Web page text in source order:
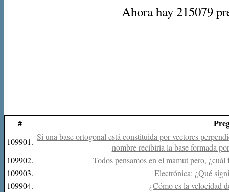
Ahora hay 215079
#
109901. Si una base ortogonal está constituida por vectores
nombre recibiría la base formada
109902.
Todos pensamos en el mamut pero,
109903.
Electrónica: ¿Qué
109904.
¿Cómo es la velocidad